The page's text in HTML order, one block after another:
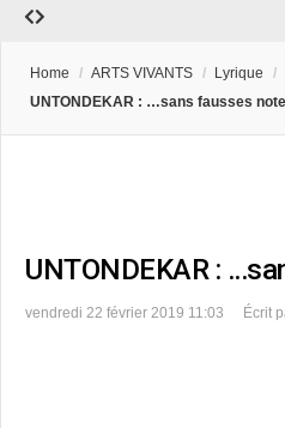
Home / ARTS VIVANTS / Lyrique
/
UNTONDEKAR : …sans fausses
UNTONDEKAR :
vendredi 22 février 2019 11:03 Écrit